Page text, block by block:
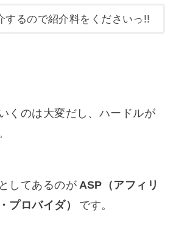
するので紹介料をくださいっ!!
のは大変だし、ハードルが
してあるのが ASP（アフィリ
プロバイダ）
です。